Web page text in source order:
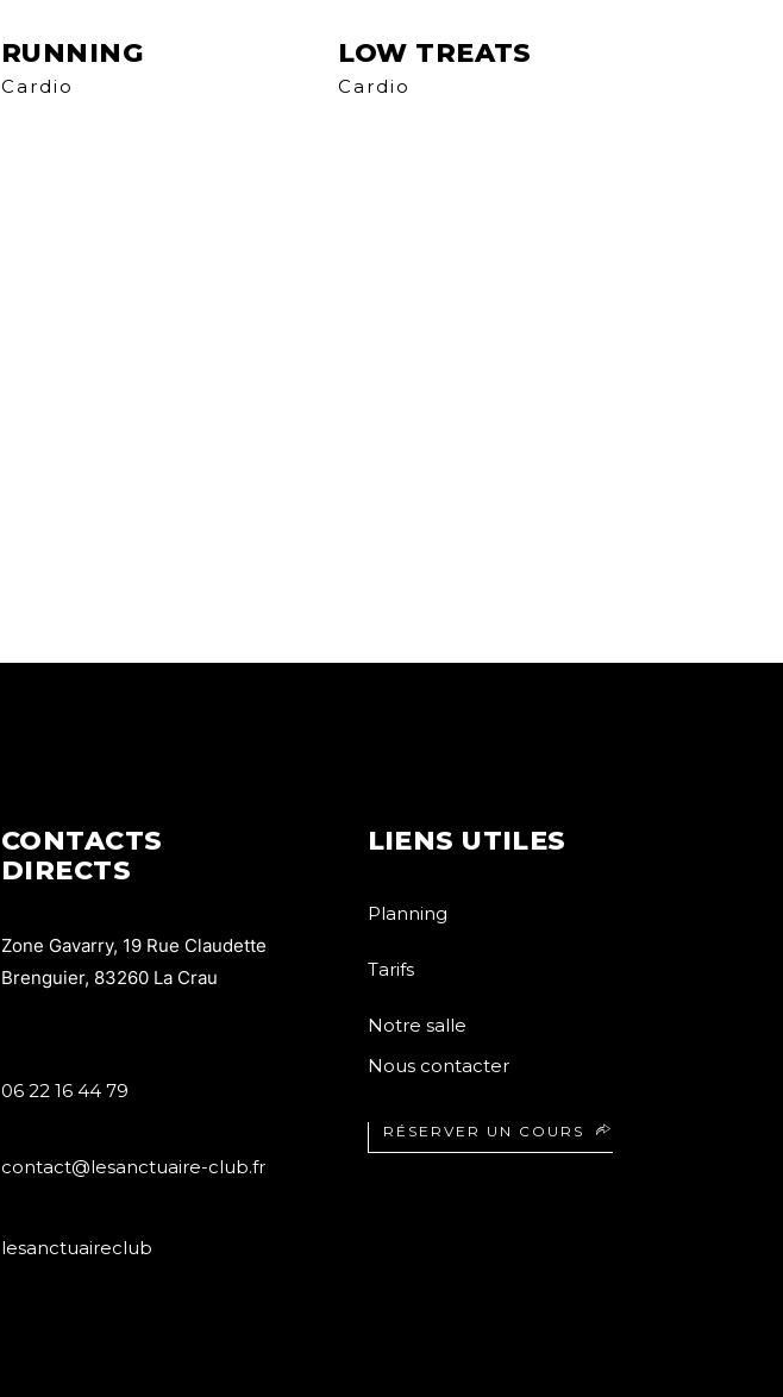
RUNNING
Cardio
LOW TREATS
Cardio
CONTACTS
DIRECTS
Zone Gavarry, 19 Rue Claudette
Brenguier, 83260 La Crau
06 22 16 44 79
contact@lesanctuaire-club.fr
lesanctuaireclub
LIENS UTILES
Planning
Tarifs
Notre salle
Nous contacter
RÉSERVER UN COURS